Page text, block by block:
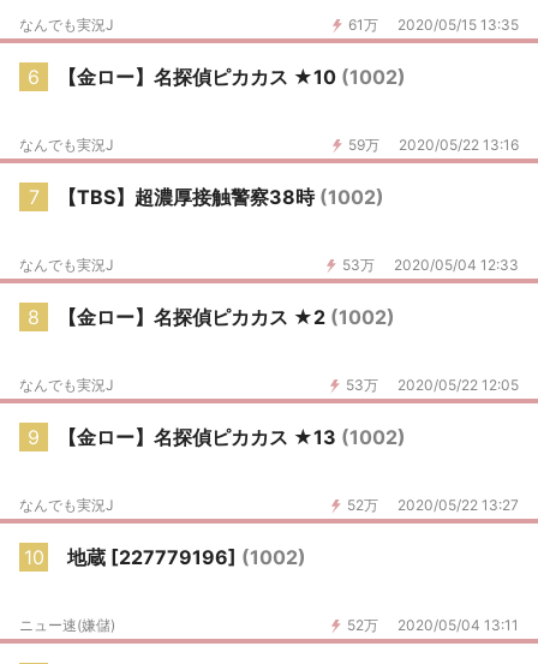
61万 2020/05/15 13:35
なんでも実況J
6 【金ロー】名探偵ピカカス ★10 (1002)
59万 2020/05/22 13:16
なんでも実況J
7 【TBS】超濃厚接触警察38時 (1002)
53万 2020/05/04 12:33
なんでも実況J
8 【金ロー】名探偵ピカカス ★2 (1002)
53万 2020/05/22 12:05
なんでも実況J
9 【金ロー】名探偵ピカカス ★13 (1002)
52万 2020/05/22 13:27
なんでも実況J
10 地蔵 [227779196] (1002)
52万 2020/05/04 13:11
ニュー速(嫌儲)